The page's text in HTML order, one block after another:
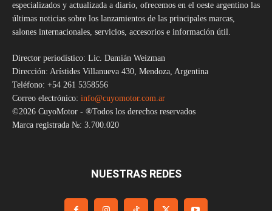
especializados y actualizada a diario, ofrecemos en el oeste argentino las
últimas noticias sobre los lanzamientos de las principales marcas,
salones internacionales, servicios, accesorios e información útil.
Director periodístico: Lic. Damián Weizman
Dirección: Arístides Villanueva 430, Mendoza, Argentina
Teléfono: +54 261 5358556
Correo electrónico: info@cuyomotor.com.ar
©2026 CuyoMotor - ®Todos los derechos reservados
Marca registrada №: 3.700.020
NUESTRAS REDES